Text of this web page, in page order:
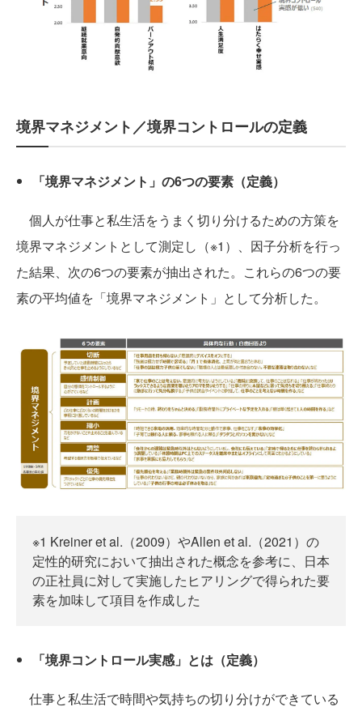
境界マネジメント／境界コントロールの定義
「境界マネジメント」の6つの要素（定義）
個人が仕事と私生活をうまく切り分けるための方策を
境界マネジメントとして測定し（※1）、因子分析を行っ
た結果、次の6つの要素が抽出された。これらの6つの要
素の平均値を「境界マネジメント」として分析した。
※1 Kreiner et al.（2009）やAllen et al.（2021）の
定性的研究において抽出された概念を参考に、日本
の正社員に対して実施したヒアリングで得られた要
素を加味して項目を作成した
「境界コントロール実感」とは（定義）
仕事と私生活で時間や気持ちの切り分けができている